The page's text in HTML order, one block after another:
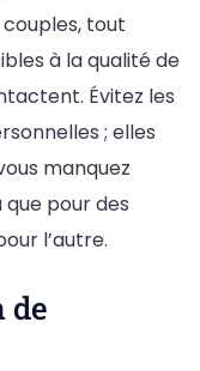
tout
à la qualité de
Évitez les
; elles
manquez
que pour des
l’autre.
de